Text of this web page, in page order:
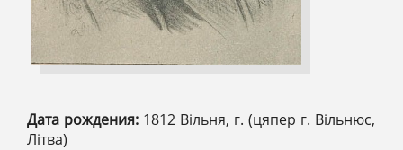
Дата рождения: 1812 Вільня, г. (цяпер г. Вільнюс,
Літва)